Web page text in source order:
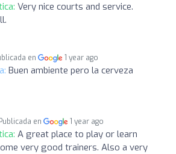
Very nice courts and service.
en 1 year ago
Buen ambiente pero la cerveza
Publicada en 1 year ago
A great place to play or learn
very good trainers. Also a very